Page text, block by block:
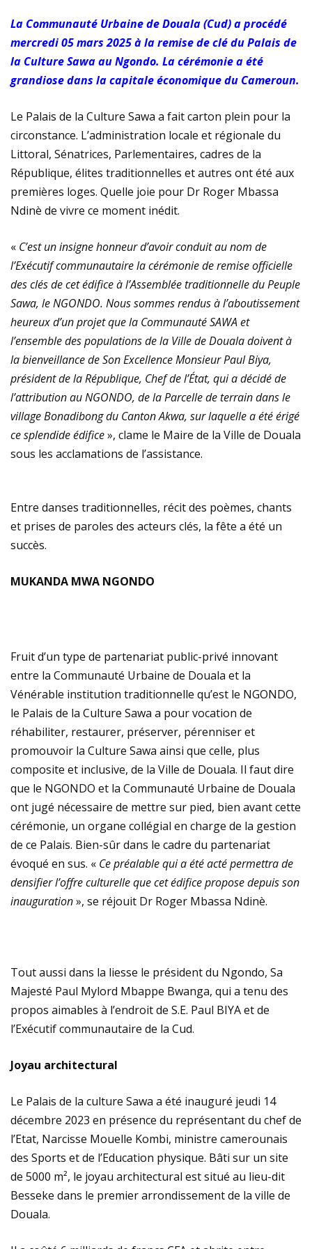
plastiques
Immersion au cœur de la transition écologique : La
FOCACO salue la transparence d’ECOGREEN et exige
le maintien strict du Cap 30% R-PET au 1er décembre
2026
Tournoi de la Paix 2026 – Match d’ouverture :
rencontre féminine exceptionnelle !
La Communauté Urbaine de Douala (Cud) a procédé
mercredi 05 mars 2025 à la remise de clé du Palais de
la Culture Sawa au Ngondo. La cérémonie a été
grandiose dans la capitale économique du Cameroun.
Le Palais de la Culture Sawa a fait carton plein pour la
circonstance. L’administration locale et régionale du
Littoral, Sénatrices, Parlementaires, cadres de la
République, élites traditionnelles et autres ont été aux
premières loges. Quelle joie pour Dr Roger Mbassa
Ndinè de vivre ce moment inédit.
« C’est un insigne honneur d’avoir conduit au nom de
l’Exécutif communautaire la cérémonie de remise officielle
des clés de cet édifice à l’Assemblée traditionnelle du Peuple
Sawa, le NGONDO. Nous sommes rendus à l’aboutissement
heureux d’un projet que la Communauté SAWA et
l’ensemble des populations de la Ville de Douala doivent à
la bienveillance de Son Excellence Monsieur Paul Biya,
président de la République, Chef de l’État, qui a décidé de
l’attribution au NGONDO, de la Parcelle de terrain dans le
village Bonadibong du Canton Akwa, sur laquelle a été érigé
ce splendide édifice», clame le Maire de la Ville de Douala
sous les acclamations de l’assistance.
Entre danses traditionnelles, récit des poèmes, chants
et prises de paroles des acteurs clés, la fête a été un
succès.
MUKANDA MWA NGONDO
Fruit d’un type de partenariat public-privé innovant
entre la Communauté Urbaine de Douala et la
Vénérable institution traditionnelle qu’est le NGONDO,
le Palais de la Culture Sawa a pour vocation de
réhabiliter, restaurer, préserver, pérenniser et
promouvoir la Culture Sawa ainsi que celle, plus
composite et inclusive, de la Ville de Douala. Il faut dire
que le NGONDO et la Communauté Urbaine de Douala
ont jugé nécessaire de mettre sur pied, bien avant cette
cérémonie, un organe collégial en charge de la gestion
de ce Palais. Bien-sûr dans le cadre du partenariat
évoqué en sus. « Ce préalable qui a été acté permettra de
densifier l’offre culturelle que cet édifice propose depuis son
inauguration», se réjouit Dr Roger Mbassa Ndinè.
Tout aussi dans la liesse le président du Ngondo, Sa
Majesté Paul Mylord Mbappe Bwanga, qui a tenu des
propos aimables à l’endroit de S.E. Paul BIYA et de
l’Exécutif communautaire de la Cud.
Joyau architectural
Le Palais de la culture Sawa a été inauguré jeudi 14
décembre 2023 en présence du représentant du chef de
l’Etat, Narcisse Mouelle Kombi, ministre camerounais
des Sports et de l’Education physique. Bâti sur un site
de 5000 m², le joyau architectural est situé au lieu-dit
Besseke dans le premier arrondissement de la ville de
Douala.